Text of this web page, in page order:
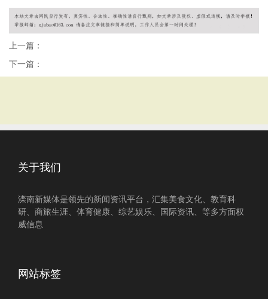
上一篇：
下一篇：
关于我们
滦南新媒体是领先的新闻资讯平台，汇集美食文化、教育科
研、商旅生涯、体育健康、综艺娱乐、国际资讯、等多方面权
威信息
网站标签